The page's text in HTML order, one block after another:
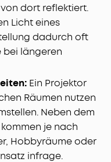
dort reflektiert.
Licht eines
dadurch oft
bei längeren
Ein Projektor
Räumen nutzen
Neben dem
je nach
Hobbyräume oder
infrage.